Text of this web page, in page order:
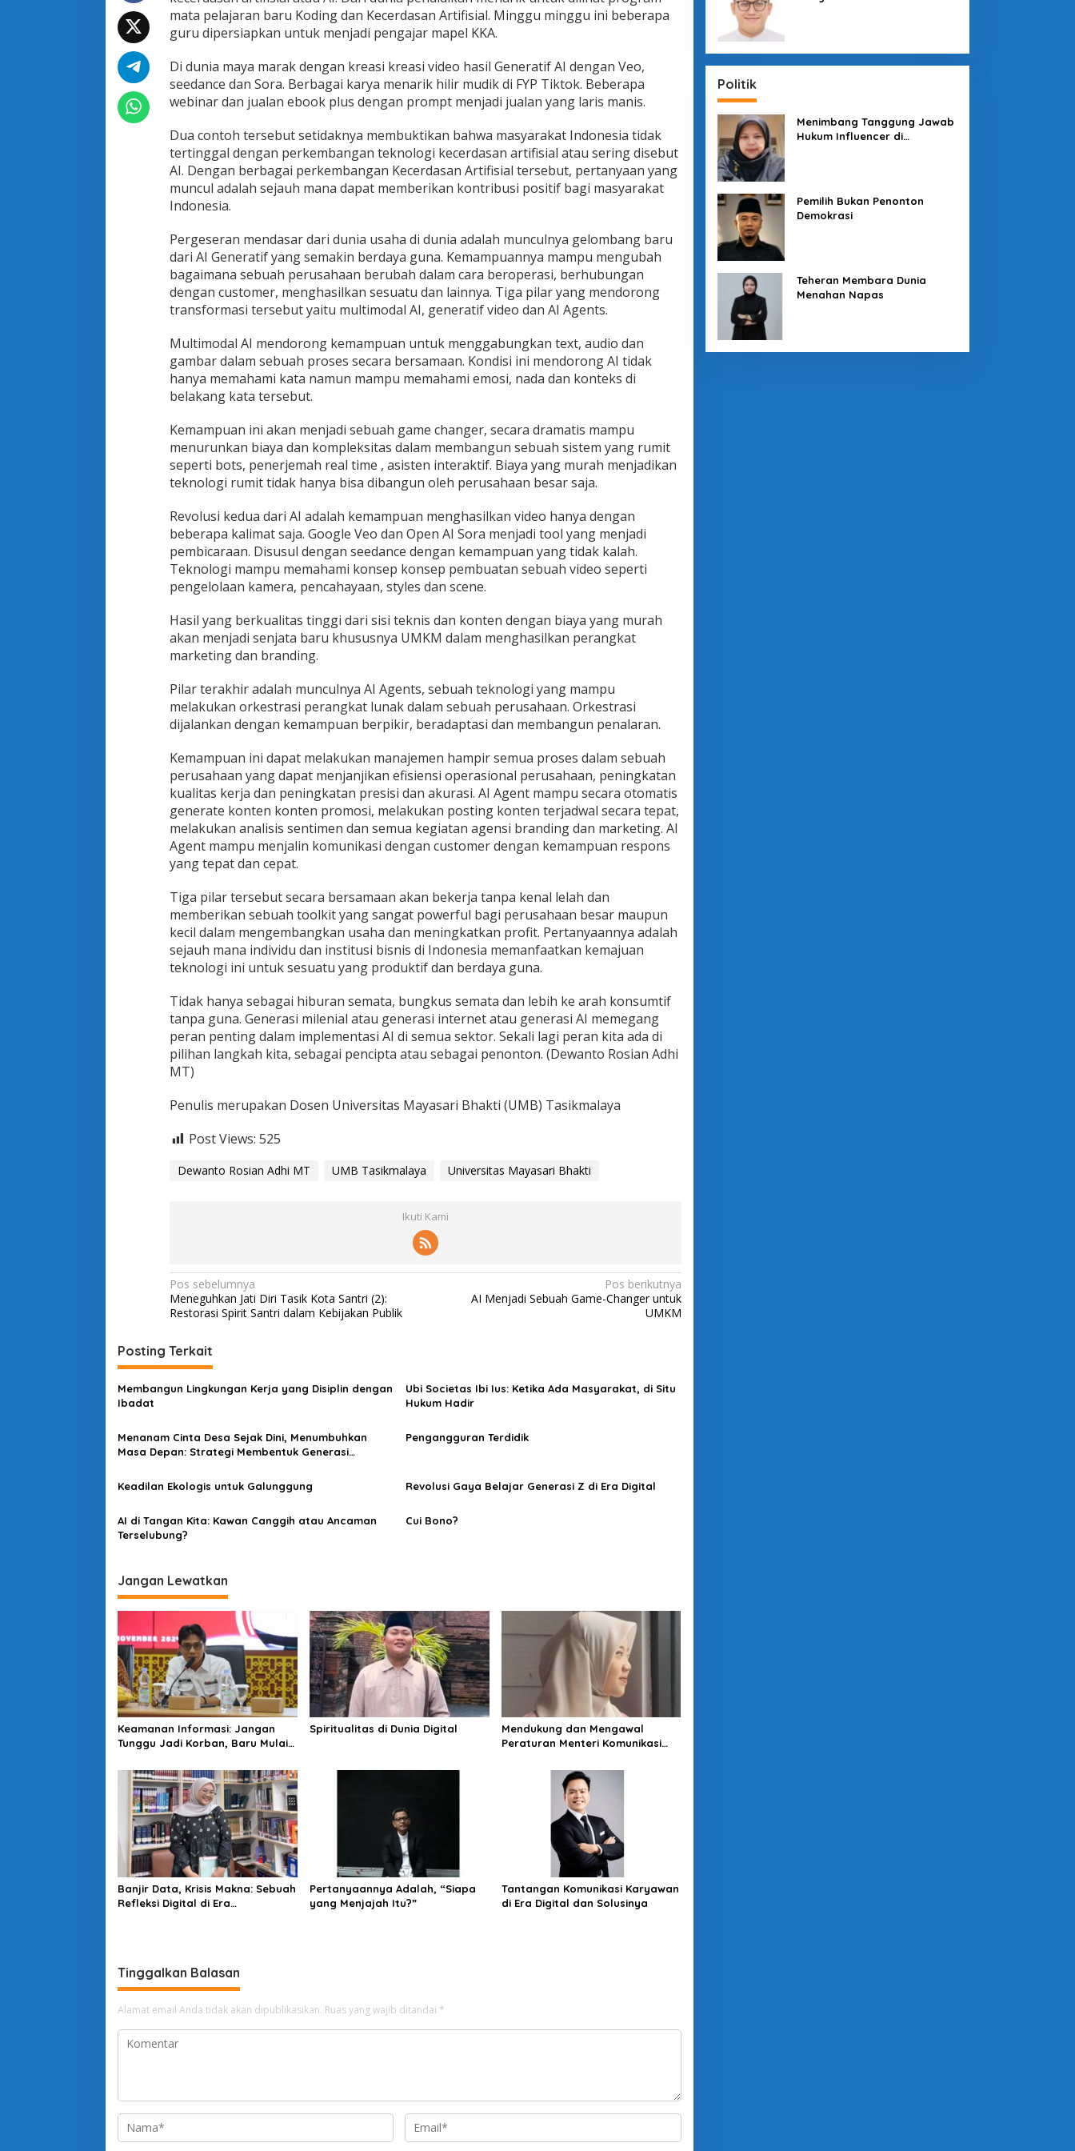
l
mata pelajaran baru Koding dan Kecerdasan Artifisial. Minggu minggu ini beberapa
guru dipersiapkan untuk menjadi pengajar mapel KKA.
Di dunia maya marak dengan kreasi kreasi video hasil Generatif AI dengan Veo,
seedance dan Sora. Berbagai karya menarik hilir mudik di FYP Tiktok. Beberapa
webinar dan jualan ebook plus dengan prompt menjadi jualan yang laris manis.
Dua contoh tersebut setidaknya membuktikan bahwa masyarakat Indonesia tidak
tertinggal dengan perkembangan teknologi kecerdasan artifisial atau sering disebut
AI. Dengan berbagai perkembangan Kecerdasan Artifisial tersebut, pertanyaan yang
muncul adalah sejauh mana dapat memberikan kontribusi positif bagi masyarakat
Indonesia.
Pergeseran mendasar dari dunia usaha di dunia adalah munculnya gelombang baru
dari AI Generatif yang semakin berdaya guna. Kemampuannya mampu mengubah
bagaimana sebuah perusahaan berubah dalam cara beroperasi, berhubungan
dengan customer, menghasilkan sesuatu dan lainnya. Tiga pilar yang mendorong
transformasi tersebut yaitu multimodal AI, generatif video dan AI Agents.
Multimodal AI mendorong kemampuan untuk menggabungkan text, audio dan
gambar dalam sebuah proses secara bersamaan. Kondisi ini mendorong AI tidak
hanya memahami kata namun mampu memahami emosi, nada dan konteks di
belakang kata tersebut.
Kemampuan ini akan menjadi sebuah game changer, secara dramatis mampu
menurunkan biaya dan kompleksitas dalam membangun sebuah sistem yang rumit
seperti bots, penerjemah real time , asisten interaktif. Biaya yang murah menjadikan
teknologi rumit tidak hanya bisa dibangun oleh perusahaan besar saja.
Revolusi kedua dari AI adalah kemampuan menghasilkan video hanya dengan
beberapa kalimat saja. Google Veo dan Open AI Sora menjadi tool yang menjadi
pembicaraan. Disusul dengan seedance dengan kemampuan yang tidak kalah.
Teknologi mampu memahami konsep konsep pembuatan sebuah video seperti
pengelolaan kamera, pencahayaan, styles dan scene.
Hasil yang berkualitas tinggi dari sisi teknis dan konten dengan biaya yang murah
akan menjadi senjata baru khususnya UMKM dalam menghasilkan perangkat
marketing dan branding.
Pilar terakhir adalah munculnya AI Agents, sebuah teknologi yang mampu
melakukan orkestrasi perangkat lunak dalam sebuah perusahaan. Orkestrasi
dijalankan dengan kemampuan berpikir, beradaptasi dan membangun penalaran.
Kemampuan ini dapat melakukan manajemen hampir semua proses dalam sebuah
perusahaan yang dapat menjanjikan efisiensi operasional perusahaan, peningkatan
kualitas kerja dan peningkatan presisi dan akurasi. AI Agent mampu secara otomatis
generate konten konten promosi, melakukan posting konten terjadwal secara tepat,
melakukan analisis sentimen dan semua kegiatan agensi branding dan marketing. AI
Agent mampu menjalin komunikasi dengan customer dengan kemampuan respons
yang tepat dan cepat.
Tiga pilar tersebut secara bersamaan akan bekerja tanpa kenal lelah dan
memberikan sebuah toolkit yang sangat powerful bagi perusahaan besar maupun
kecil dalam mengembangkan usaha dan meningkatkan profit. Pertanyaannya adalah
sejauh mana individu dan institusi bisnis di Indonesia memanfaatkan kemajuan
teknologi ini untuk sesuatu yang produktif dan berdaya guna.
Tidak hanya sebagai hiburan semata, bungkus semata dan lebih ke arah konsumtif
tanpa guna. Generasi milenial atau generasi internet atau generasi AI memegang
peran penting dalam implementasi AI di semua sektor. Sekali lagi peran kita ada di
pilihan langkah kita, sebagai pencipta atau sebagai penonton. (Dewanto Rosian Adhi
MT)
Penulis merupakan Dosen Universitas Mayasari Bhakti (UMB) Tasikmalaya
Post Views: 525
Dewanto Rosian Adhi MT UMB Tasikmalaya Universitas Mayasari Bhakti
Ikuti Kami
N
a
i
g
a
i
o
s
Pos sebelumnya
Meneguhkan Jati Diri Tasik Kota Santri (2):
Restorasi Spirit Santri dalam Kebijakan Publik
Pos berikutnya
AI Menjadi Sebuah Game-Changer untuk
UMKM
Posting Terkait
Membangun Lingkungan Kerja yang Disiplin dengan
Ibadat
Ubi Societas Ibi Ius: Ketika Ada Masyarakat, di Situ
Hukum Hadir
Menanam Cinta Desa Sejak Dini, Menumbuhkan
Masa Depan: Strategi Membentuk Generasi
Pengangguran Terdidik
Keadilan Ekologis untuk Galunggung Revolusi Gaya Belajar Generasi Z di Era Digital
AI di Tangan Kita: Kawan Canggih atau Ancaman
Terselubung?
Cui Bono?
Jangan Lewatkan
Keamanan Informasi: Jangan
Tunggu Jadi Korban, Baru Mulai
Spiritualitas di Dunia Digital
Mendukung dan Mengawal
Peraturan Menteri Komunikasi
Banjir Data, Krisis Makna: Sebuah
Refleksi Digital di Era
Pertanyaannya Adalah, “Siapa
yang Menjajah Itu?”
Tantangan Komunikasi Karyawan
di Era Digital dan Solusinya
Tinggalkan Balasan
Alamat email Anda tidak akan dipublikasikan. Ruas yang wajib ditandai *
Politik
Menimbang Tanggung Jawab
Hukum Influencer di
Pemilih Bukan Penonton
Demokrasi
Teheran Membara Dunia
Menahan Napas